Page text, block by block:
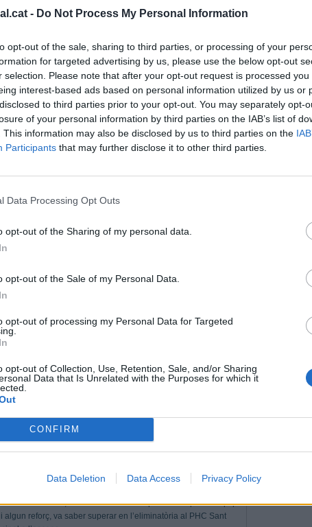
- Do Not Process My Personal Information
opt-out of the sale, sharing to third parties, or processing of your
for targeted advertising by us, please use the below opt-out
selection. Please note that after your opt-out request is processed you
interest-based ads based on personal information utilized by us or
to third parties prior to your opt-out. You may separately opt-
of your personal information by third parties on the IAB’s list of
This information may also be disclosed by us to third parties on the
Participants that may further disclose it to other third parties.
Data Processing Opt Outs
opt-out of the Sharing of my personal data.
opt-out of the Sale of my Personal Data.
opt-out of processing my Personal Data for Targeted
opt-out of Collection, Use, Retention, Sale, and/or Sharing
Data that Is Unrelated with the Purposes for which it
CONFIRM
Data Deletion Data Access Privacy Policy
l’ascens a Primera Catalana aconseguit a Sant Cugat.
carrer
rua per la consecució de l’ascens a 1a
Castellar va celebrar la setmana passada una rua per
equip van poder gaudir del reconeixement per haver
van donar suport a la iniciativa, que va finalitzar amb
que acabaria fent rues de celebració pels carrers de la
cinc anys i s’està convertint en costum.
de les set de la tarda de divendres, amb el suport de la
camió de càrrega cedit per Materials Amigó. Sobre la
i es van remullar durant la rua, que va recórrer el Passeig, la
Major, entre d’altres.
la batucada per on van desfilar un a un els herois de la
del públic assistent.
després d’acabar la Lliga en cinquena posició del grup A,
derrotes.
conformat per un grup de jugadors amb àmplia experiència
o Javi Ruiz, habituals fa unes temporades al primer equip.
algun reforç, va saber superar en l’eliminatòria al PHC Sant
La
El pla